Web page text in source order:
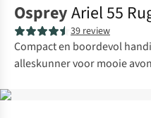
OspreyAriel 55
39 review
Compact en boordevol
alleskunner voor mooie